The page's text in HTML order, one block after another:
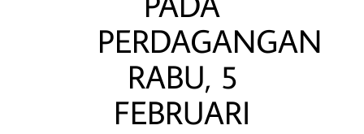
PERDAGANGAN
RABU, 5
FEBRUARI